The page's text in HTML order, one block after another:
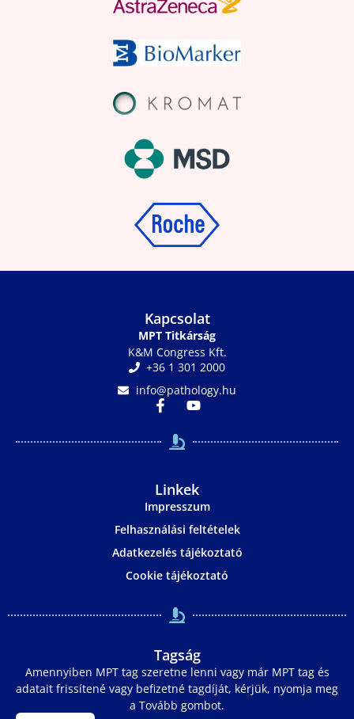
Kapcsolat
MPT Titkárság
K&M Congress Kft.
+36 1 301 2000
info@pathology.hu
Linkek
Impresszum
Felhasználási feltételek
Adatkezelés tájékoztató
Cookie tájékoztató
Tagság
Amennyiben MPT tag szeretne lenni vagy már MPT tag és
adatait frissítené vagy befizetné tagdíját, kérjük, nyomja meg
a Tovább gombot.